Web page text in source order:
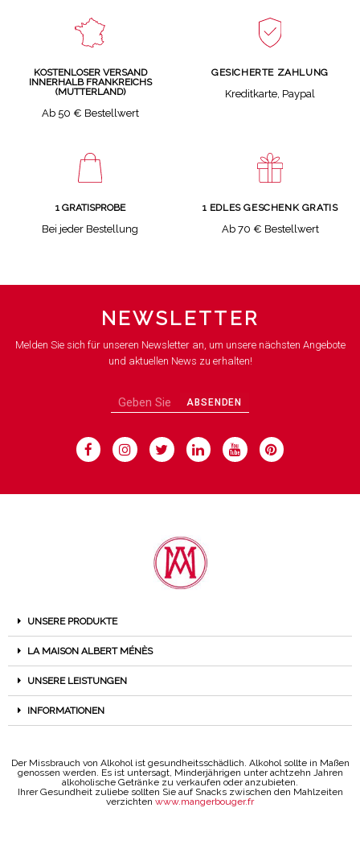
KOSTENLOSER VERSAND
INNERHALB FRANKREICHS
(MUTTERLAND)
Ab 50 € Bestellwert
GESICHERTE ZAHLUNG
Kreditkarte, Paypal
1 GRATISPROBE
Bei jeder Bestellung
1 EDLES GESCHENK GRATIS
Ab 70 € Bestellwert
NEWSLETTER
Melden Sie sich für unseren Newsletter an, um unsere nächsten Angebote
und aktuellen News zu erhalten!
ABSENDEN
UNSERE PRODUKTE
LA MAISON ALBERT MÉNÈS
UNSERE LEISTUNGEN
INFORMATIONEN
Der Missbrauch von Alkohol ist gesundheitsschädlich. Alkohol sollte in Maßen
genossen werden. Es ist untersagt, Minderjährigen unter achtzehn Jahren
alkoholische Getränke zu verkaufen oder anzubieten.
Ihrer Gesundheit zuliebe sollten Sie auf Snacks zwischen den Mahlzeiten
verzichten www.mangerbouger.fr